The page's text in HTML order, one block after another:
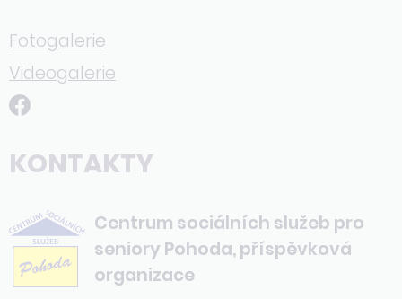
Fotogalerie
Videogalerie
KONTAKTY
Centrum sociálních služeb pro
seniory Pohoda, příspěvková
organizace